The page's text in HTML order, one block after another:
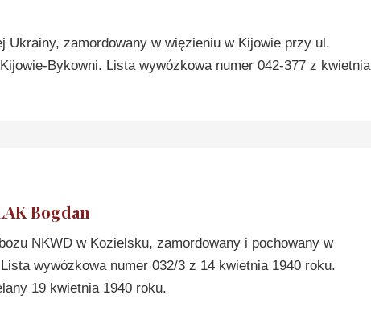
Ukrainy, zamordowany w więzieniu w Kijowie przy ul.
Bykowni. Lista wywózkowa numer 042-377 z kwietnia
Bogdan
NKWD w Kozielsku, zamordowany i pochowany w
wywózkowa numer 032/3 z 14 kwietnia 1940 roku.
19 kwietnia 1940 roku.